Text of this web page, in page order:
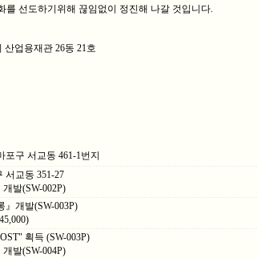
를 선도하기위해 끊임없이 정진해 나갈 것입니다.
업용재관 26동 21호
구 서교동 461-1번지
서교동 351-27
발(SW-002P)
개발(SW-003P)
획득 (SW-003P)
발(SW-004P)